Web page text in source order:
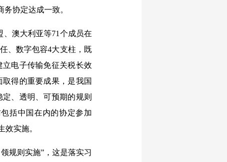
协定达成一致。
、澳大利亚等71个成员在
、数字包容4大支柱，既
电子传输免征关税长效
得的重要成果，是我国
、透明、可预期的规则
括中国在内的协定参加
实施。
规则实施”，这是落实习